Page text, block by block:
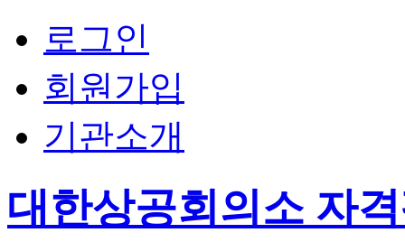
로그인
회원가입
기관소개
대한상공회의소 자